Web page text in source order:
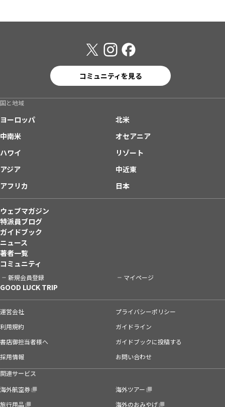
コミュニティを見る
国と地域
ヨーロッパ
北米
中南米
オセアニア
ハワイ
リゾート
アジア
中近東
アフリカ
日本
ウェブマガジン
特派員ブログ
ガイドブック
ニュース
著者一覧
コミュニティ
新規会員登録 マイページ
GOOD LUCK TRIP
運営会社
プライバシーポリシー
利用規約
ガイドライン
書店御担当者様へ
ガイドブックに投稿する
採用情報
お問い合わせ
関連サービス
海外航空券
海外ツアー
旅行用品
海外のおみやげ